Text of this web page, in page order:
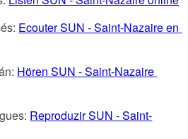
Ecouter SUN - Saint-Nazaire en
Hören SUN - Saint-Nazaire
Reproduzir SUN - Saint-